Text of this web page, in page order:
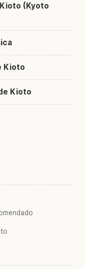
Palace
(Kyoto
Kioto
Kioto